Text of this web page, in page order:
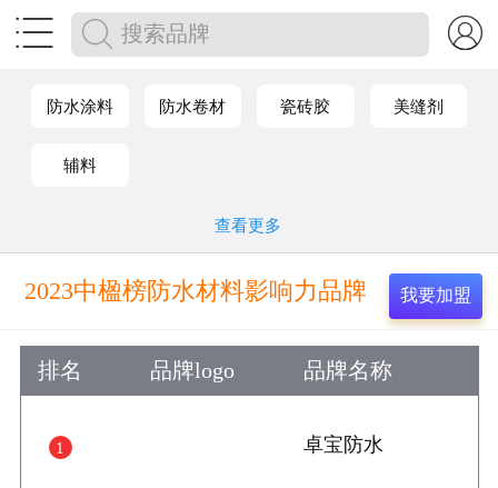
 
防水涂料 防水卷材 瓷砖胶 美缝剂
辅料
查看更多
2023中楹榜防水材料影响力品牌 我要加盟
排名 品牌logo 品牌名称
1 卓宝防水